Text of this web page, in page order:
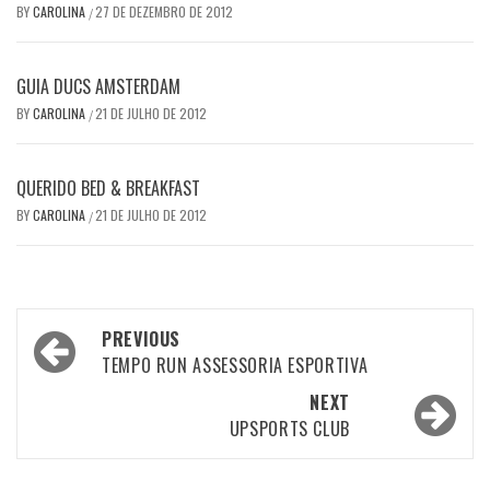
BYCAROLINA /27 DE DEZEMBRO DE 2012
GUIA DUCS AMSTERDAM
BYCAROLINA /21 DE JULHO DE 2012
QUERIDO BED & BREAKFAST
BYCAROLINA /21 DE JULHO DE 2012
Post
navigation
PREVIOUS
TEMPO RUN ASSESSORIA ESPORTIVA
NEXT
UPSPORTS CLUB